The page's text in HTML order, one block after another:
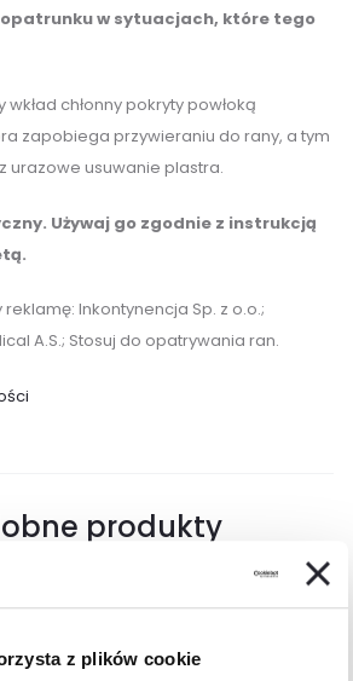
z plików cookie
w sytuacjach, które tego
chłonny pokryty powłoką
zapobiega przywieraniu do rany, a tym
urazowe usuwanie plastra.
Używaj go zgodnie z instrukcją
Inkontynencja Sp. z o.o.;
A.S.; Stosuj do opatrywania ran.
produkty